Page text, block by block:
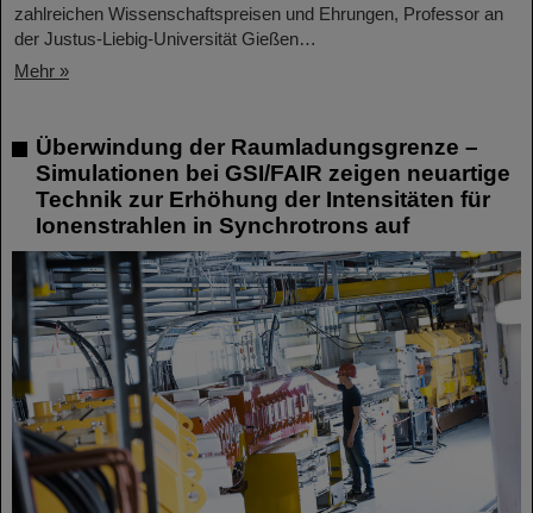
zahlreichen Wissenschaftspreisen und Ehrungen, Professor an
der Justus-Liebig-Universität Gießen…
Mehr »
Überwindung der Raumladungsgrenze –
Simulationen bei GSI/FAIR zeigen neuartige
Technik zur Erhöhung der Intensitäten für
Ionenstrahlen in Synchrotrons auf